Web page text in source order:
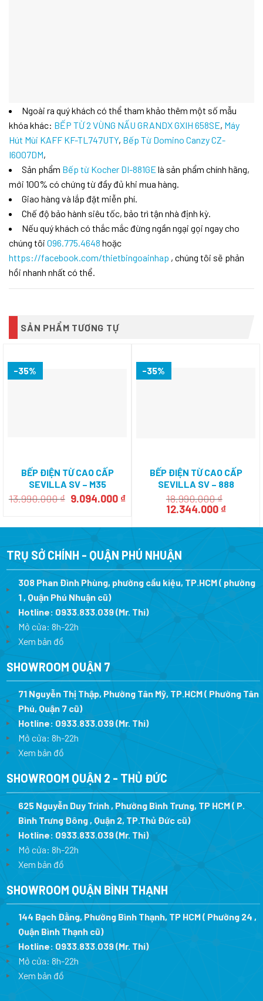
Ngoài ra quý khách có thể tham khảo thêm một số mẫu
khóa khác: BẾP TỪ 2 VÙNG NẤU GRANDX GXIH 658SE, Máy
Hút Mùi KAFF KF-TL747UTY, Bếp Từ Domino Canzy CZ-
I6007DM,
Sản phẩm Bếp từ Kocher DI-881GE là sản phẩm chính hãng,
mới 100% có chứng từ đầy đủ khi mua hàng.
Giao hàng và lắp đặt miễn phí.
Chế độ bảo hành siêu tốc, bảo trì tận nhà định kỳ.
Nếu quý khách có thắc mắc đừng ngần ngại gọi ngay cho
chúng tôi 096.775.4648 hoặc
https://facebook.com/thietbingoainhap , chúng tôi sẽ phản
hồi nhanh nhất có thể.
SẢN PHẨM TƯƠNG TỰ
-35%
BẾP ĐIỆN TỪ CAO CẤP
SEVILLA SV – M35
13.990.000₫ Giá
13.990.000 ₫.
9.094.000 ₫Giá
là:
-35%
BẾP ĐIỆN TỪ CAO CẤP
SEVILLA SV – 888
18.990.000₫
Giá
là:
12.344.000 ₫Giá
tại
TRỤ SỞ CHÍNH - QUẬN PHÚ NHUẬN
308 Phan Đình Phùng, phường cầu kiệu, TP.HCM ( phường
1 , Quận Phú Nhuận cũ)
Hotline: 0933.833.039(Mr. Thi)
Mở cửa: 8h-22h
Xem bản đồ
SHOWROOM QUẬN 7
71 Nguyễn Thị Thập, Phường Tân Mỹ, TP.HCM ( Phường Tân
Phú, Quận 7 cũ)
Hotline: 0933.833.039(Mr. Thi)
Mở cửa: 8h-22h
Xem bản đồ
SHOWROOM QUẬN 2 - THỦ ĐỨC
625 Nguyễn Duy Trinh , Phường Bình Trưng, TP HCM ( P.
Bình Trưng Đông , Quận 2, TP.Thủ Đức cũ)
Hotline: 0933.833.039(Mr. Thi)
Mở cửa: 8h-22h
Xem bản đồ
SHOWROOM QUẬN BÌNH THẠNH
144 Bạch Đằng, Phường Bình Thạnh, TP HCM ( Phường 24 ,
Quận Bình Thạnh cũ)
Hotline: 0933.833.039(Mr. Thi)
Mở cửa: 8h-22h
Xem bản đồ